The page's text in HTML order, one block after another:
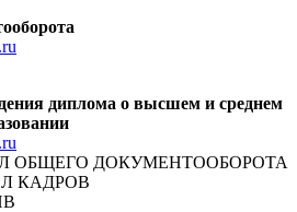
диплома о высшем и среднем
ОБЩЕГО ДОКУМЕНТООБОРОТА
КАДРОВ